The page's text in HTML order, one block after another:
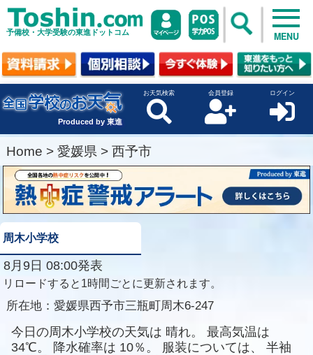
予備校・大学受験の東進ドットコム MENU
Produced by 東進
お天気検索 会員登録 ログイン
Home > 愛媛県 > 西予市
周木小学校
8月9日 08:00発表
リロードすると1時間ごとに更新されます。
所在地： 愛媛県西予市三瓶町周木6-247
今日の周木小学校の天気は 晴れ。
最高気温は
34℃。
降水確率は 10％。 服装については、
半袖